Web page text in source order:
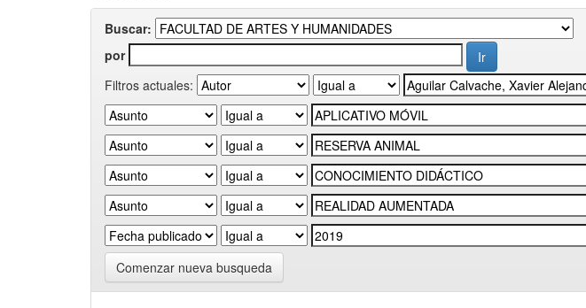
Buscar:
por
Filtros actuales:
Comenzar nueva busqueda